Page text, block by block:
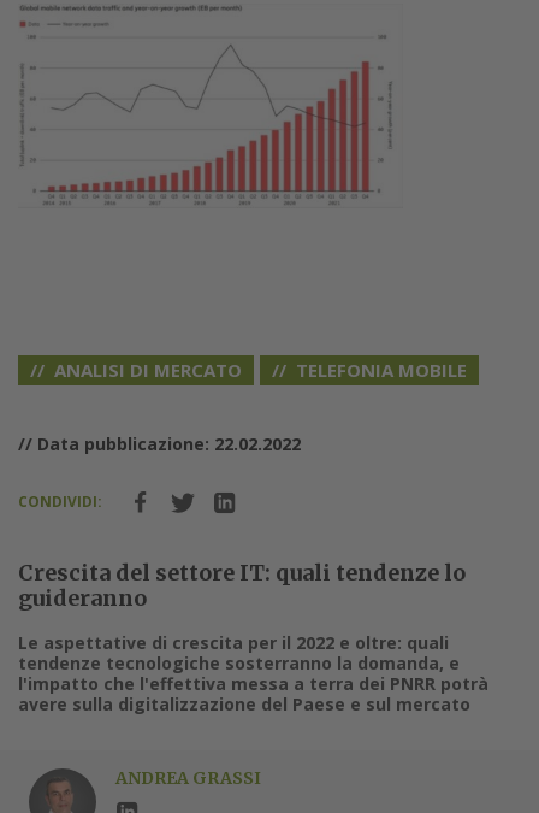
ANALISI DI MERCATO TELEFONIA MOBILE
// Data pubblicazione: 22.02.2022
CONDIVIDI:
Crescita del settore IT: quali tendenze lo
guideranno
Le aspettative di crescita per il 2022 e oltre: quali
tendenze tecnologiche sosterranno la domanda, e
l'impatto che l'effettiva messa a terra dei PNRR potrà
avere sulla digitalizzazione del Paese e sul mercato
ANDREA GRASSI